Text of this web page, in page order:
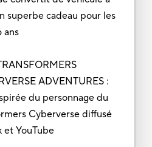
superbe cadeau pour les
ans
ADVENTURES :
du personnage du
Cyberverse diffusé
YouTube